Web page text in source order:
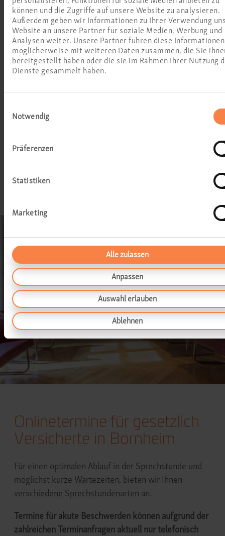
können und die Zugriffe auf unsere Website zu analysieren.
Außerdem geben wir Informationen zu Ihrer Verwendung
Website an unsere Partner für soziale Medien, Werbung und
Analysen weiter. Unsere Partner führen diese Informationen
möglicherweise mit weiteren Daten zusammen, die Sie
bereitgestellt haben oder die sie im Rahmen Ihrer Nutzung
Dienste gesammelt haben.
Notwendig
Präferenzen
Statistiken
Marketing
Alle zulassen
Anpassen
Auswahl erlauben
Ablehnen
Schwindeldiagnostik
Allergietests
Hyposensibilisierung
Endoskopien
Hörsturz- und Tinnitustherapie
Schnarchdiagnostik
Onlinetermine für gesetzlich
Versicherte in Bornheim
Für einen optimalen Ablauf in der Sprechstunde und
möglichst kurze Wartezeiten, bieten wir Ihnen
verschiedene Sprechstundenarten an.
Termine für akute Beschwerden können aufgrund der
zahlreichen Terminanfragen aktuell nur telefonisch